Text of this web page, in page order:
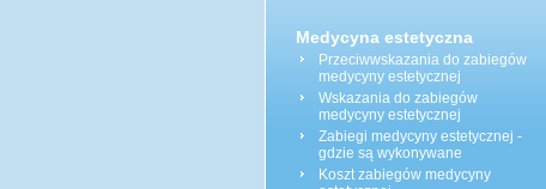
Medycyna estetyczna
Przeciwwskazania do zabiegów
medycyny estetycznej
Wskazania do zabiegów
medycyny estetycznej
Zabiegi medycyny estetycznej -
gdzie są wykonywane
Koszt zabiegów medycyny